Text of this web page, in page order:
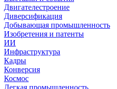
Двигателестроение
Диверсификация
Добывающая промышленность
Изобретения и патенты
ИИ
Инфраструктура
Кадры
Конверсия
Космос
Легкая промышленность